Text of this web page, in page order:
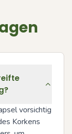
vorsichtig
Korkens